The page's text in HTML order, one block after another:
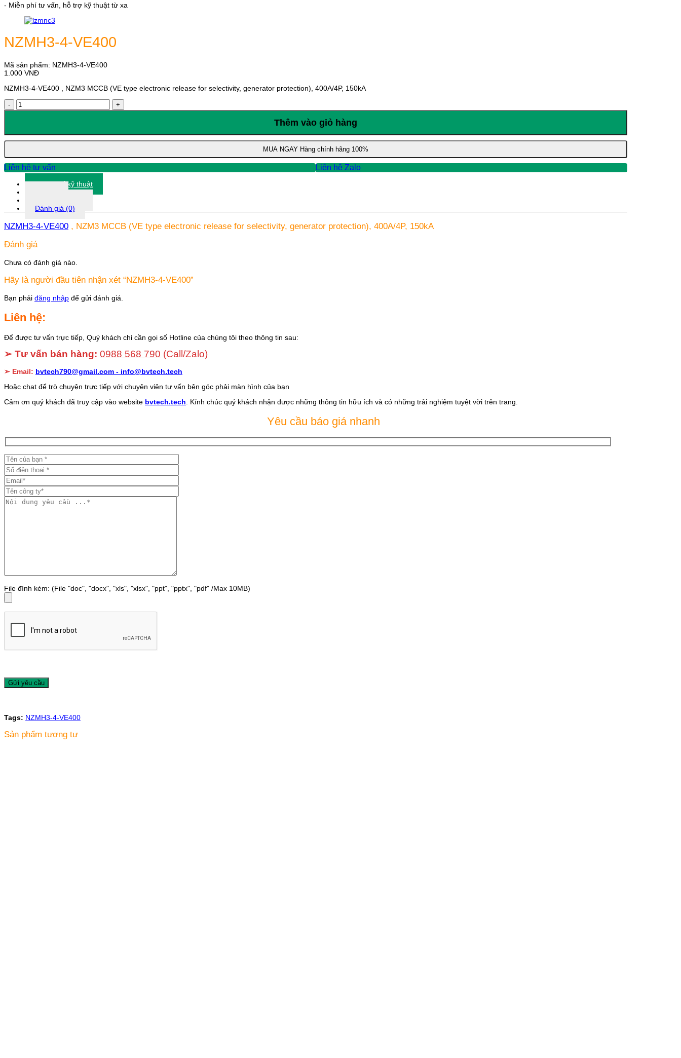
- Miễn phí tư vấn, hỗ trợ kỹ thuật từ xa
NZMH3-4-VE400
Mã sản phẩm: NZMH3-4-VE400
1.000 VNĐ
NZMH3-4-VE400 , NZM3 MCCB (VE type electronic release for selectivity, generator protection), 400A/4P, 150kA
NZMH3-
4-
lượng
Thêm vào giỏ hàng
MUA NGAY Hàng chính hãng 100%
Liên hệ tư vấn Liên hệ Zalo
Thông số kỹ thuật
Đánh giá (0)
NZMH3-4-VE400 , NZM3 MCCB (VE type electronic release for selectivity, generator protection), 400A/4P, 150kA
Đánh giá
Chưa có đánh giá nào.
Hãy là người đầu tiên nhận xét “NZMH3-4-VE400”
Bạn phải đăng nhập để gửi đánh giá.
Liên hệ:
Để được tư vấn trực tiếp, Quý khách chỉ cần gọi số Hotline của chúng tôi theo thông tin sau:
➢ Tư vấn bán hàng: 0988 568 790 (Call/Zalo)
➢ Email: bvtech790@gmail.com - info@bvtech.tech
Hoặc chat để trò chuyện trực tiếp với chuyên viên tư vấn bên góc phải màn hình của bạn
Cảm ơn quý khách đã truy cập vào website bvtech.tech. Kính chúc quý khách nhận được những thông tin hữu ích và có những trải nghiệm tuyệt vời trên trang.
Yêu cầu báo giá nhanh
File đính kèm: (File "doc", "docx", "xls", "xlsx", "ppt", "pptx", "pdf" /Max 10MB)
Tags: NZMH3-4-VE400
Sản phẩm tương tự